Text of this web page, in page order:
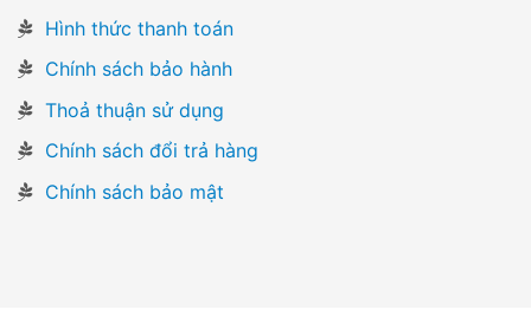
Hình thức thanh toán
Chính sách bảo hành
Thoả thuận sử dụng
Chính sách đổi trả hàng
Chính sách bảo mật